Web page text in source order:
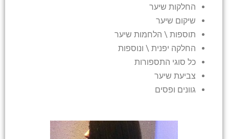
החלקות שיער
שיקום שיער
תוספות \ הלחמות שיער
החלקה יפנית \ ונוספות
כל סוגי התספורות
צביעת שיער
גוונים ופסים